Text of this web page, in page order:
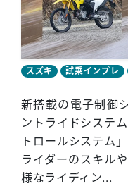
スズキ 試乗インプレ
新搭載の電子制御
ントライドシステ
トロールシステム
ライダーのスキル
様なライディン...